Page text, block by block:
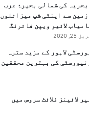
بحریہ کی شمالی بحیرۂ عرب
زمین سے اینٹی شپ میزائلوں
لائیو ویپن فائرنگ
25, 2020
لاہور کے مزید سترہ
کی بہترین محققین
لائینز فلائٹ سروس میں